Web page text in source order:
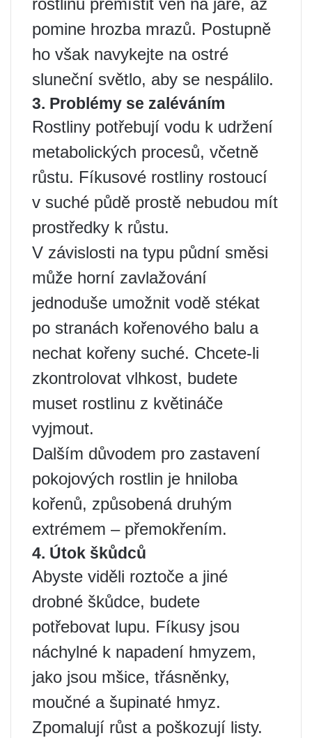
rostlinu přemístit ven na jaře, až
pomine hrozba mrazů. Postupně
ho však navykejte na ostré
sluneční světlo, aby se nespálilo.
3. Problémy se zaléváním
Rostliny potřebují vodu k udržení
metabolických procesů, včetně
růstu. Fíkusové rostliny rostoucí
v suché půdě prostě nebudou mít
prostředky k růstu.
V závislosti na typu půdní směsi
může horní zavlažování
jednoduše umožnit vodě stékat
po stranách kořenového balu a
nechat kořeny suché. Chcete-li
zkontrolovat vlhkost, budete
muset rostlinu z květináče
vyjmout.
Dalším důvodem pro zastavení
pokojových rostlin je hniloba
kořenů, způsobená druhým
extrémem – přemokřením.
4. Útok škůdců
Abyste viděli roztoče a jiné
drobné škůdce, budete
potřebovat lupu. Fíkusy jsou
náchylné k napadení hmyzem,
jako jsou mšice, třásněnky,
moučné a šupinaté hmyz.
Zpomalují růst a poškozují listy.